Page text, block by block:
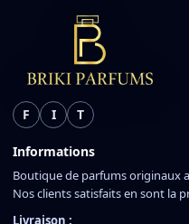
F I T
Informations
Boutique de parfums originaux
Nos clients satisfaits en sont la
Livraison :